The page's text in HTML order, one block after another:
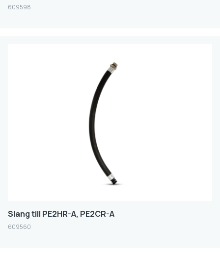
609598
Slang till PE2HR-A, PE2CR-A
609560